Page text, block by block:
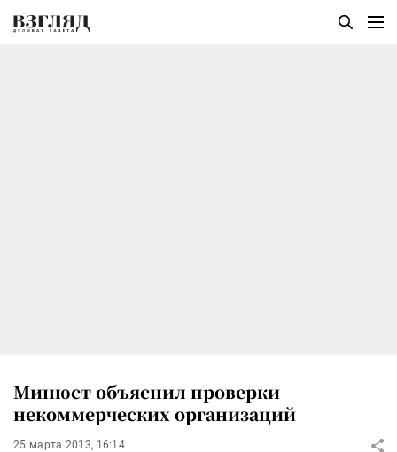
Минюст объяснил проверки
некоммерческих организаций
25 марта 2013, 16:14